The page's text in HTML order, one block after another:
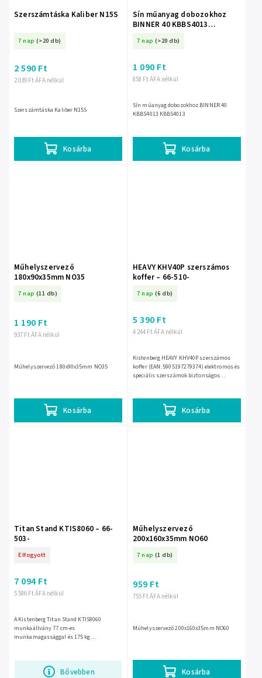
Szerszámtáska Kaliber N15S
7 nap (>20 db)
2 039 Ft ÁFA nélkül
2 590 Ft
Kosárba
Szerszámtáska Kaliber N15S
Sín műanyag dobozokhoz
BINNER 40 KBBS4013
7 nap (>20 db)
858 Ft ÁFA nélkül
1 090 Ft
Kosárba
Sín műanyag dobozokhoz BINNER 40
KBBS4013 KBBS4013
Műhelyszervező
180x90x35mm NO35
7 nap (11 db)
937 Ft ÁFA nélkül
1 190 Ft
Kosárba
Műhelyszervező 180x90x35mm NO35
HEAVY KHV40P szerszámos
koffer – 66-510-
7 nap (6 db)
4 244 Ft ÁFA nélkül
5 390 Ft
Kosárba
Kistenberg HEAVY KHV40P szerszámos
koffer (EAN: 5905197279374) elektromos és
speciális szerszámok biztonságos
Titan Stand KTIS8060 – 66-
503-
Elfogyott
5 586 Ft ÁFA nélkül
7 094 Ft
Bővebben
A Kistenberg Titan Stand KTIS8060
munkaállvány 77 cm-es
munkamagassággal és 175 kg
Műhelyszervező
200x160x35mm NO60
7 nap (1 db)
755 Ft ÁFA nélkül
959 Ft
Kosárba
Műhelyszervező 200x160x35mm NO60